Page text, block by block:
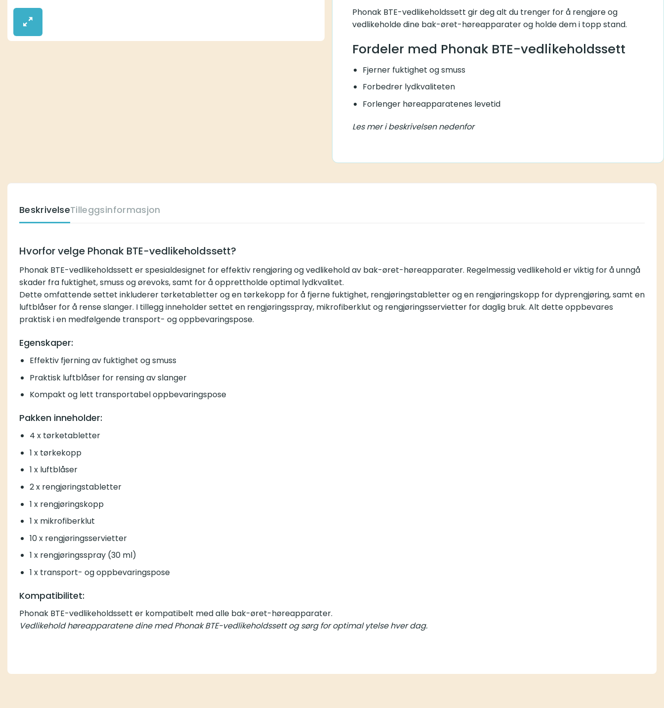
Phonak BTE-vedlikeholdssett gir deg alt du trenger for å rengjøre og
vedlikeholde dine bak-øret-høreapparater og holde dem i topp stand.
Fordeler med Phonak BTE-vedlikeholdssett
Fjerner fuktighet og smuss
Forbedrer lydkvaliteten
Forlenger høreapparatenes levetid
Les mer i beskrivelsen nedenfor
BeskrivelseTilleggsinformasjon
Hvorfor velge Phonak BTE-vedlikeholdssett?
Phonak BTE-vedlikeholdssett er spesialdesignet for effektiv rengjøring og vedlikehold av bak-øret-høreapparater. Regelmessig vedlikehold er viktig for å unngå
skader fra fuktighet, smuss og ørevoks, samt for å opprettholde optimal lydkvalitet.
Dette omfattende settet inkluderer tørketabletter og en tørkekopp for å fjerne fuktighet, rengjøringstabletter og en rengjøringskopp for dyprengjøring, samt en
luftblåser for å rense slanger. I tillegg inneholder settet en rengjøringsspray, mikrofiberklut og rengjøringsservietter for daglig bruk. Alt dette oppbevares
praktisk i en medfølgende transport- og oppbevaringspose.
Egenskaper:
Effektiv fjerning av fuktighet og smuss
Praktisk luftblåser for rensing av slanger
Kompakt og lett transportabel oppbevaringspose
Pakken inneholder:
4 x tørketabletter
1 x tørkekopp
1 x luftblåser
2 x rengjøringstabletter
1 x rengjøringskopp
1 x mikrofiberklut
10 x rengjøringsservietter
1 x rengjøringsspray (30 ml)
1 x transport- og oppbevaringspose
Kompatibilitet:
Phonak BTE-vedlikeholdssett er kompatibelt med alle bak-øret-høreapparater.
Vedlikehold høreapparatene dine med Phonak BTE-vedlikeholdssett og sørg for optimal ytelse hver dag.